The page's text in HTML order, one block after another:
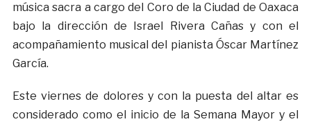
música sacra a cargo del Coro de la Ciudad de Oaxaca
bajo la dirección de Israel Rivera Cañas y con el
acompañamiento musical del pianista Óscar Martínez
García.
Este viernes de dolores y con la puesta del altar es
considerado como el inicio de la Semana Mayor y el